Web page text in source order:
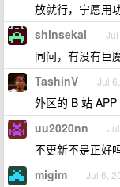
放就行，宁愿用
shinsekai
同问，有没有巨
TashinV Jul
外区的 B 站
uu2020nn
不更新不是正好
migim Jul 6,